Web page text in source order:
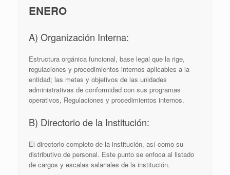
ENERO
A) Organización Interna:
Estructura orgánica funcional, base legal que la rige,
regulaciones y procedimientos internos aplicables a la
entidad; las metas y objetivos de las unidades
administrativas de conformidad con sus programas
operativos, Regulaciones y procedimientos internos.
B) Directorio de la Institución:
El directorio completo de la institución, así como su
distributivo de personal. Este punto se enfoca al listado
de cargos y escalas salariales de la institución.